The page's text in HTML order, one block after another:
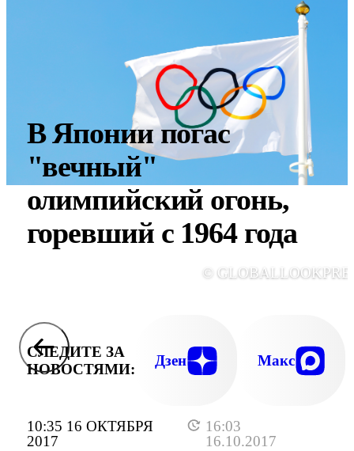
10:35 16 ОКТЯБРЯ
2017
16:03
16.10.2017
В Японии погас
"вечный"
олимпийский огонь,
горевший с 1964 года
©
СЛЕДИТЕ ЗА
НОВОСТЯМИ:
Дзен Макс